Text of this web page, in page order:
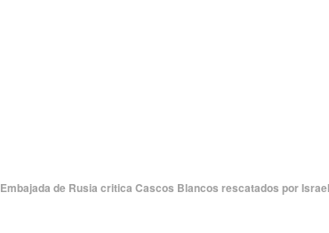
Embajada de Rusia critica Cascos Blancos rescatados por